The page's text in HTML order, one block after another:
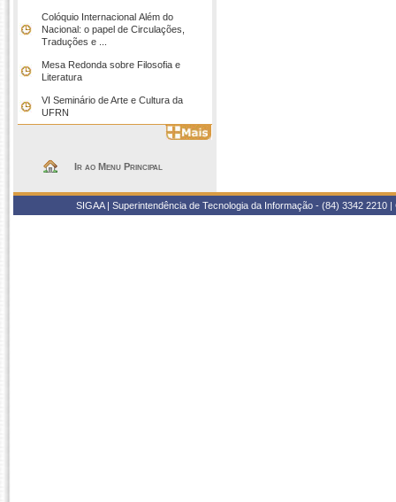
Colóquio Internacional Além do
Nacional: o papel de Circulações,
Traduções e ...
Mesa Redonda sobre Filosofia e
Literatura
VI Seminário de Arte e Cultura da
UFRN
Ir ao Menu Principal
SIGAA | Superintendência de Tecnologia da Informação - (84) 3342